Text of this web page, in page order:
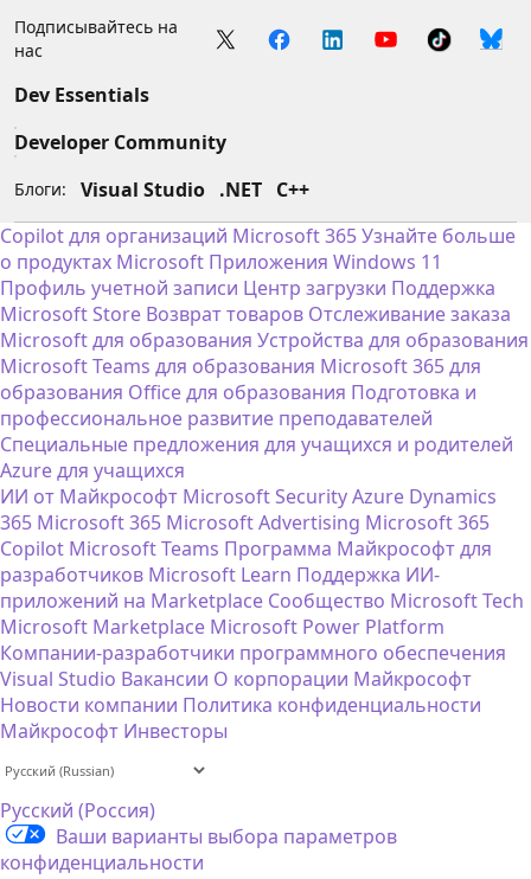
Подписывайтесь на
нас
Dev Essentials
Developer Community
Блоги: Visual Studio .NET C++
Copilot для организаций Microsoft 365Узнайте больше
о продуктах Microsoft Приложения Windows 11
Профиль учетной записи Центр загрузки Поддержка
Microsoft Store Возврат товаров Отслеживание заказа
Microsoft для образования Устройства для образования
Microsoft Teams для образования Microsoft 365 для
образования Office для образования Подготовка и
профессиональное развитие преподавателей
Специальные предложения для учащихся и родителей
Azure для учащихся
ИИ от Майкрософт Microsoft SecurityAzure Dynamics
365 Microsoft 365 Microsoft Advertising Microsoft 365
Copilot Microsoft Teams Программа Майкрософт для
разработчиков Microsoft Learn Поддержка ИИ-
приложений на Marketplace Сообщество Microsoft Tech
Microsoft Marketplace Microsoft Power Platform
Компании-разработчики программного обеспечения
Visual Studio Вакансии О корпорации Майкрософт
Новости компании Политика конфиденциальности
Майкрософт Инвесторы
Русский (Россия)
Ваши варианты выбора параметров
конфиденциальности